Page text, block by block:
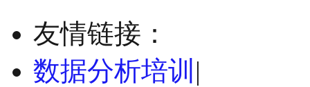
友情链接：
数据分析培训 |